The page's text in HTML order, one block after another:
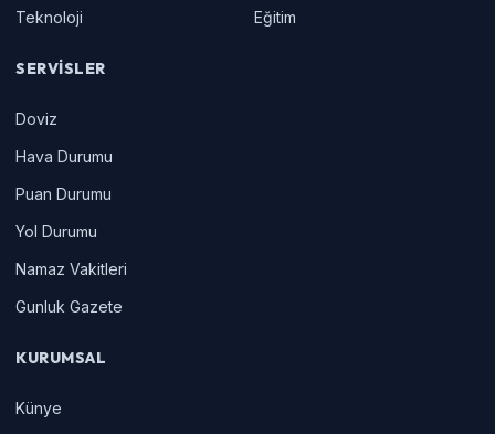
Teknoloji
Eğitim
SERVISLER
Doviz
Hava Durumu
Puan Durumu
Yol Durumu
Namaz Vakitleri
Gunluk Gazete
KURUMSAL
Künye